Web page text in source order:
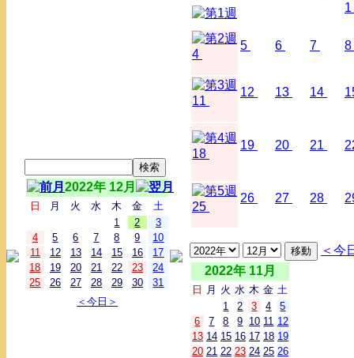
2022年 12月
日 月 火 水 木 金
土
1
2
3
4
5 6 7 8 9
10
11
12 13 14 15 16
17
18
19 20 21 22 23
24
25
26 27 28 29 30
31
＜今日＞
1
4
5 6 7 8
11
12 13 14
18
19 20 21
25
26 27 28
＜今
2022年 11月
日 月 火 水 木 金 土
1
2 3 4
5
6
7 8 9 10 11 12
13 14 15 16 17 18 19
20 21 22 23 24 25 26